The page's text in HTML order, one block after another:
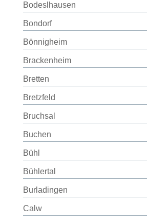
Bodeslhausen
Bondorf
Bönnigheim
Brackenheim
Bretten
Bretzfeld
Bruchsal
Buchen
Bühl
Bühlertal
Burladingen
Calw